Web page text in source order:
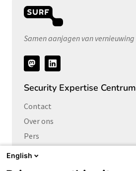
Samen aanjagen van vernieuwing
Volg
ons
Security Expertise Centrum
Contact
Over ons
Pers
Vacatures
English